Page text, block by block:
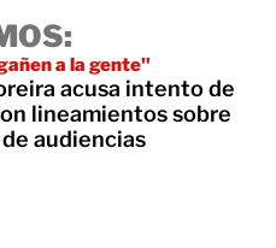
a la gente"
acusa intento de
lineamientos sobre
audiencias